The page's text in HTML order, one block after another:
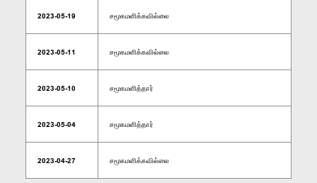
2023-05-19 சமூகமளிக்கவில்லை
2023-05-11 சமூகமளிக்கவில்லை
2023-05-10 சமூகமளித்தார்
2023-05-04 சமூகமளித்தார்
2023-04-27 சமூகமளிக்கவில்லை